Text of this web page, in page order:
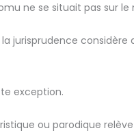
ne se situait pas sur
exception.
ou parodique